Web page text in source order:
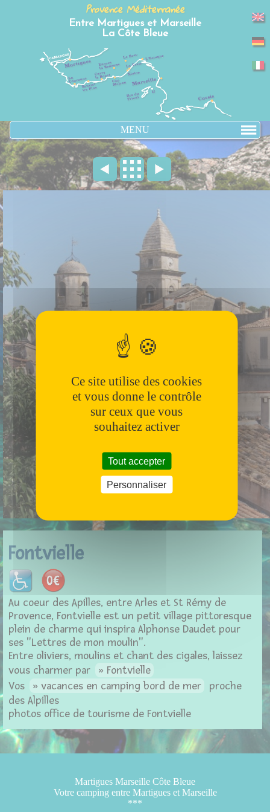
Provence Méditerranée
Entre Martigues et Marseille
La Côte Bleue
MENU
Fontvielle
Au coeur des Apilles, entre Arles et St Rémy de
Provence, Fontvielle est un petit village pittoresque
plein de charme qui inspira Alphonse Daudet pour
ses "Lettres de mon moulin".
Entre oliviers, moulins et chant des cigales, laissez
vous charmer par
Fontvielle
Vos
vacances en camping bord de mer
proche
des Alpilles
photos office de tourisme de Fontvielle
Martigues Marseille Côte Bleue
Votre camping entre Martigues et Marseille
***
Panneau de gestion des cookies
Ce site utilise des cookies
et vous donne le contrôle
sur ceux que vous
souhaitez activer
Tout accepter
Personnaliser